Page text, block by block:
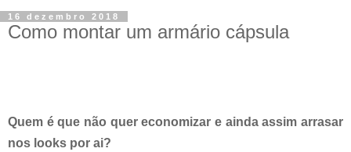
16 dezembro 2018
Como montar um armário cápsula
Quem é que não quer economizar e ainda assim arrasar
nos looks por ai?